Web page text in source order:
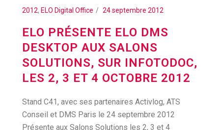
2012, ELO Digital Office 24 septembre 2012
ELO PRÉSENTE ELO DMS
DESKTOP AUX SALONS
SOLUTIONS, SUR INFOTODOC,
LES 2, 3 ET 4 OCTOBRE 2012
Stand C41, avec ses partenaires Activlog, ATS
Conseil et DMS Paris le 24 septembre 2012
Présente aux Salons Solutions les 2, 3 et 4